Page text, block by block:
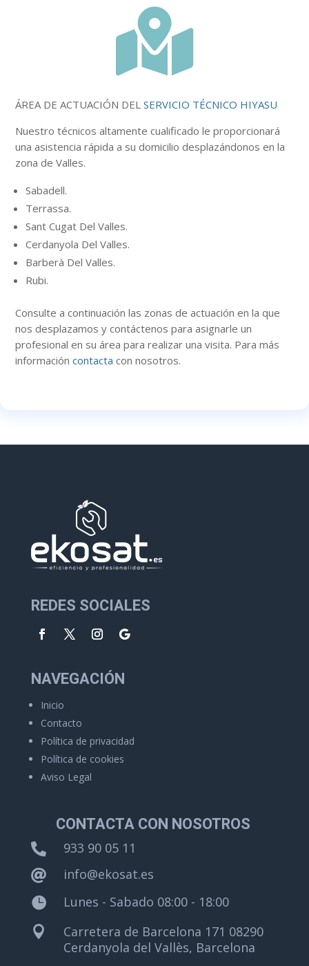

ÁREA DE ACTUACIÓN DELSERVICIO TÉCNICO HIYASU
Nuestrotécnicos altamente cualificado le proporcionará
una asistencia rápida a su domicilio desplazándonos en la
zona de Valles.
Sabadell.
Terrassa.
Sant Cugat Del Valles.
Cerdanyola Del Valles.
Barberà Del Valles.
Rubi.
Consulte a continuaciónlas zonas de actuación en la que
nos desplazamos y contáctenos para asignarle un
profesional en su área para realizar una visita. Para más
informacióncontacta con nosotros.
REDES SOCIALES
NAVEGACIÓN
Inicio
Contacto
Política de privacidad
Política de cookies
Aviso Legal
CONTACTA CON NOSOTROS
 933 90 05 11
 info@ekosat.es
 Lunes - Sabado 08:00 - 18:00

Carretera de Barcelona 171 08290
Cerdanyola del Vallès, Barcelona